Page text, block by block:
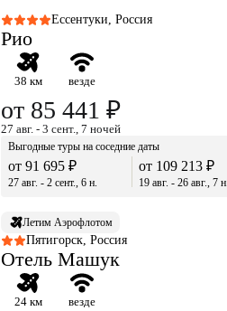
Ессентуки, Россия
Рио
38 км везде
от 85 441 ₽
27 авг. - 3 сент., 7 ночей
Выгодные туры на соседние даты
от 91 695 ₽
27 авг. - 2 сент., 6 н.
от 109 213 ₽
19 авг. - 26 авг., 7 н.
Летим Аэрофлотом
Пятигорск, Россия
Отель Машук
24 км везде